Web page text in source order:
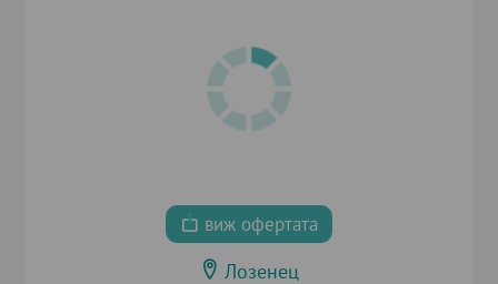
виж офертата
Лозенец